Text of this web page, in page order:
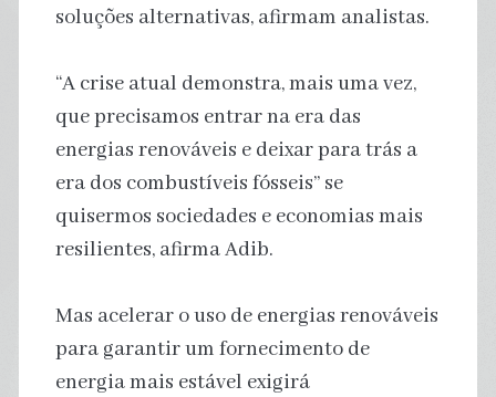
soluções alternativas, afirmam analistas.
“A crise atual demonstra, mais uma vez,
que precisamos entrar na era das
energias renováveis ​​e deixar para trás a
era dos combustíveis fósseis” se
quisermos sociedades e economias mais
resilientes, afirma Adib.
Mas acelerar o uso de energias renováveis
​​para garantir um fornecimento de
energia mais estável exigirá